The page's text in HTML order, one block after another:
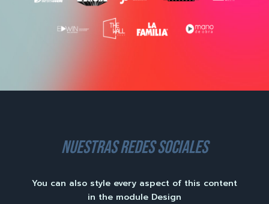
nuestras redes sociales
You can also style every aspect of this content
in the module Design